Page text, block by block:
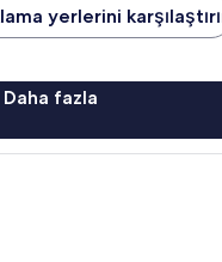
yerlerini
fazla